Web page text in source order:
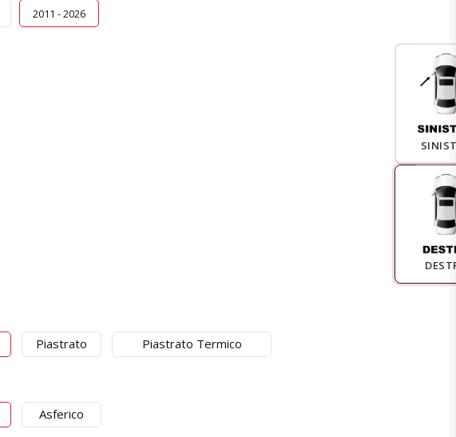
2011 - 2026
Piastrato Piastrato Termico
Asferico